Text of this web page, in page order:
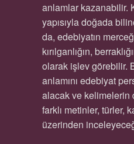
anlamlar kazanabilir.
yapısıyla doğada
da, edebiyatın
kırılganlığın,
olarak işlev görebilir.
anlamını edebiyat
alacak ve kelimelerin
farklı metinler, türler,
üzerinden